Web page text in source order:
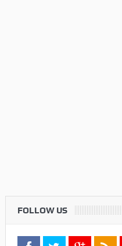
FOLLOW US